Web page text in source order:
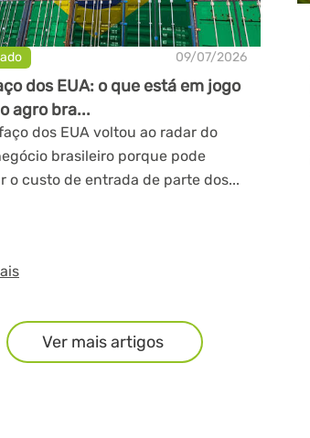
09/07/2026
dos EUA: o que está em jogo
agro bra...
dos EUA voltou ao radar do
brasileiro porque pode
o custo de entrada de parte dos...
Ver mais artigos